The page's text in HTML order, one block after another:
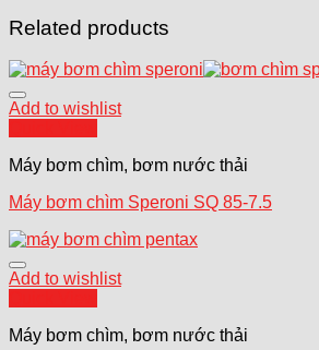
Related products
Add to wishlist
Máy bơm chìm, bơm nước thải
Máy bơm chìm Speroni SQ 85-7.5
Add to wishlist
Máy bơm chìm, bơm nước thải